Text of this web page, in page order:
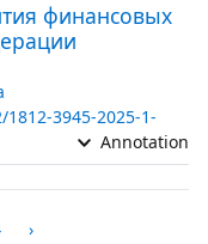
финансовых
1812-3945-2025-1-
Annotation
›